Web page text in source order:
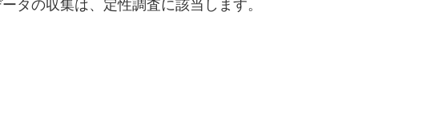
タの収集は、定性調査に該当します。